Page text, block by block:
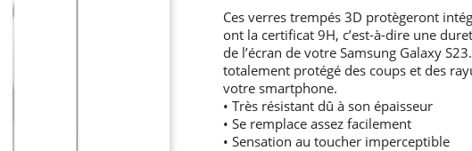
Ces verres trempés 3D protègeront
ont la certificat 9H, c’est-à-dire une
de l’écran de votre Samsung Galaxy
totalement protégé des coups et des
votre smartphone.
• Très résistant dû à son épaisseur
• Se remplace assez facilement
• Sensation au toucher imperceptible